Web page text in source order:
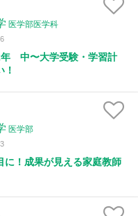
医学部医学科
中〜大学受験・学習計
医学部
に！成果が見える家庭教師